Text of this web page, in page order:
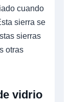
cuando
sierra se
sierras
otras
vidrio